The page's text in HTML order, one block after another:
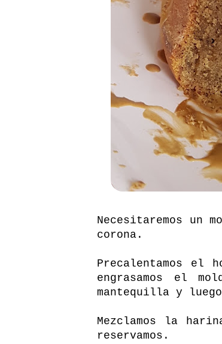
Necesitaremos un
corona.
Precalentamos el
engrasamos el
mantequilla y
Mezclamos la
reservamos.